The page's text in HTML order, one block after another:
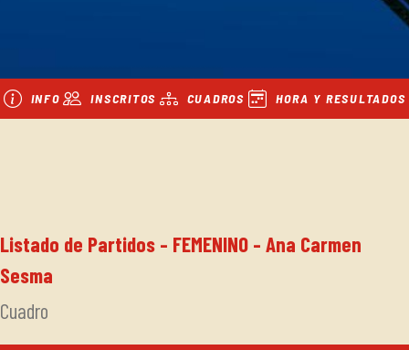
INFO INSCRITOS CUADROS HORA Y RESULTADOS
Listado de Partidos - FEMENINO - Ana Carmen
Sesma
Cuadro